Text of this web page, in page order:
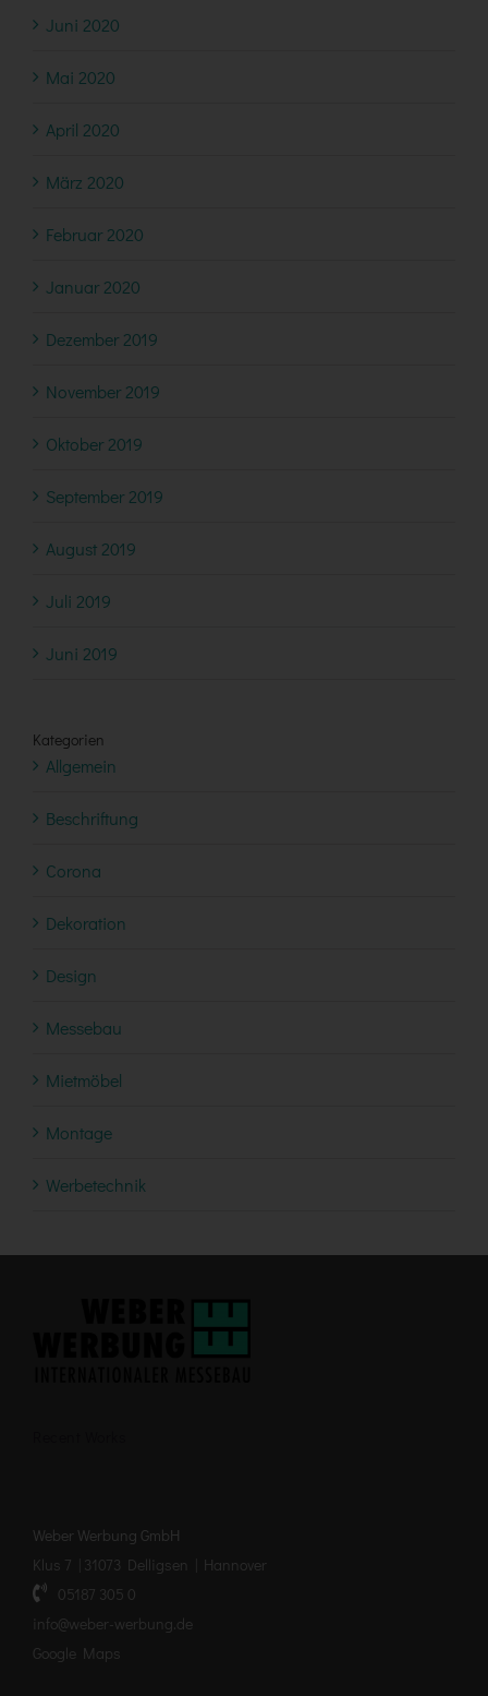
Juni 2020
Mai 2020
April 2020
März 2020
Februar 2020
Januar 2020
Dezember 2019
November 2019
Oktober 2019
September 2019
August 2019
Juli 2019
Juni 2019
Kategorien
Allgemein
Beschriftung
Corona
Dekoration
Design
Messebau
Mietmöbel
Montage
Werbetechnik
Weber Werbung GmbH
Klus 7 | 31073 Delligsen | Hannover
05187 305 0
info@weber-werbung.de
Google Maps